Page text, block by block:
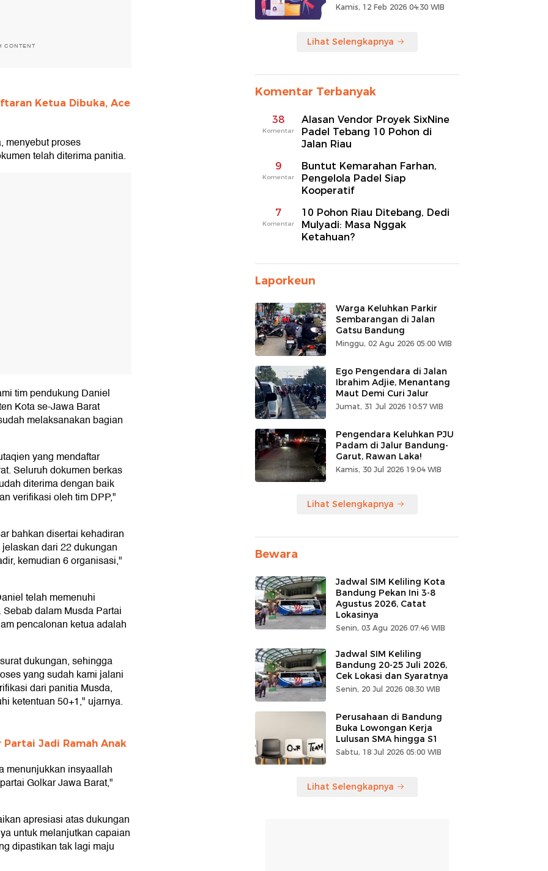
CONTENT
Ketua Dibuka, Ace
menyebut proses
telah diterima panitia.
tim pendukung Daniel
Kota se-Jawa Barat
melaksanakan bagian
yang mendaftar
Seluruh dokumen berkas
diterima dengan baik
verifikasi oleh tim DPP,"
bahkan disertai kehadiran
dari 22 dukungan
kemudian 6 organisasi,"
telah memenuhi
dalam Musda Partai
pencalonan ketua adalah
dukungan, sehingga
yang sudah kami jalani
dari panitia Musda,
ketentuan 50+1," ujarnya.
Partai Jadi Ramah Anak
menunjukkan insyaallah
Golkar Jawa Barat,"
apresiasi atas dukungan
untuk melanjutkan capaian
dipastikan tak lagi maju
Kamis, 12 Feb 2026 04:30 WIB
Lihat Selengkapnya
Komentar Terbanyak
38
Komentar
Alasan Vendor Proyek SixNine
Padel Tebang 10 Pohon di
Jalan Riau
9
Komentar
Buntut Kemarahan Farhan,
Pengelola Padel Siap
Kooperatif
7
Komentar
10 Pohon Riau Ditebang, Dedi
Mulyadi: Masa Nggak
Ketahuan?
Laporkeun
Warga Keluhkan Parkir
Sembarangan di Jalan
Gatsu Bandung
Minggu, 02 Agu 2026 05:00 WIB
Ego Pengendara di Jalan
Ibrahim Adjie, Menantang
Maut Demi Curi Jalur
Jumat, 31 Jul 2026 10:57 WIB
Pengendara Keluhkan PJU
Padam di Jalur Bandung-
Garut, Rawan Laka!
Kamis, 30 Jul 2026 19:04 WIB
Lihat Selengkapnya
Bewara
Jadwal SIM Keliling Kota
Bandung Pekan Ini 3-8
Agustus 2026, Catat
Lokasinya
Senin, 03 Agu 2026 07:46 WIB
Jadwal SIM Keliling
Bandung 20-25 Juli 2026,
Cek Lokasi dan Syaratnya
Senin, 20 Jul 2026 08:30 WIB
Perusahaan di Bandung
Buka Lowongan Kerja
Lulusan SMA hingga S1
Sabtu, 18 Jul 2026 05:00 WIB
Lihat Selengkapnya